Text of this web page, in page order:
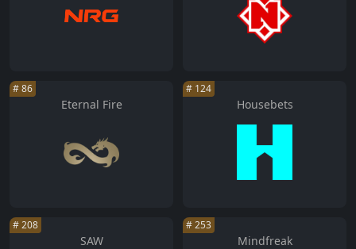
#86
Eternal Fire
# 124
Housebets
#208
SAW
#253
Mindfreak